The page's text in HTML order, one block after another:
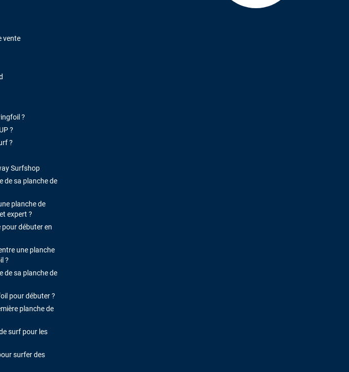
vente
?
?
?
Surfshop
de sa planche de
planche de
expert ?
pour débuter en
une planche
?
de sa planche de
pour débuter ?
planche de
surf pour les
surfer des